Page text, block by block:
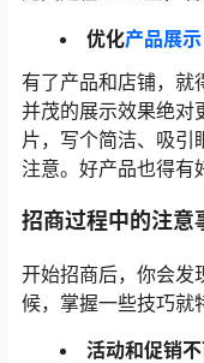
优化产品展示
有了产品和店铺，就
并茂的展示效果绝对
片，写个简洁、吸引
注意。好产品也得有
招商过程中的注意
开始招商后，你会发
候，掌握一些技巧就
活动和促销